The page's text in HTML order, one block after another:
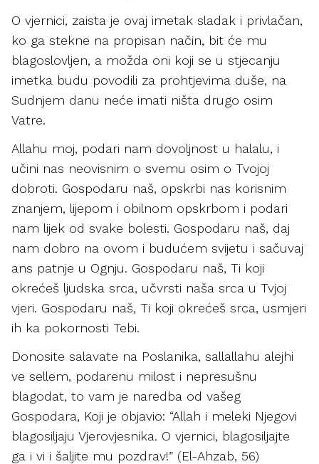
O vjernici, zaista je ovaj imetak sladak i privlačan,
ko ga stekne na propisan način, bit će mu
blagoslovljen, a možda oni koji se u stjecanju
imetka budu povodili za prohtjevima duše, na
Sudnjem danu neće imati ništa drugo osim
Vatre.
Allahu moj, podari nam dovoljnost u halalu, i
učini nas neovisnim o svemu osim o Tvojoj
dobroti. Gospodaru naš, opskrbi nas korisnim
znanjem, lijepom i obilnom opskrbom i podari
nam lijek od svake bolesti. Gospodaru naš, daj
nam dobro na ovom i budućem svijetu i sačuvaj
ans patnje u Ognju. Gospodaru naš, Ti koji
okrećeš ljudska srca, učvrsti naša srca u Tvjoj
vjeri. Gospodaru naš, Ti koji okrećeš srca, usmjeri
ih ka pokornosti Tebi.
Donosite salavate na Poslanika, sallallahu alejhi
ve sellem, podarenu milost i nepresušnu
blagodat, to vam je naredba od vašeg
Gospodara, Koji je objavio: “Allah i meleki Njegovi
blagosiljaju Vjerovjesnika. O vjernici, blagosiljajte
ga i vi i šaljite mu pozdrav!” (El-Ahzab, 56)